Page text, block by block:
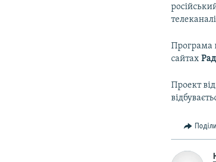
Програма
сайтах
Проект